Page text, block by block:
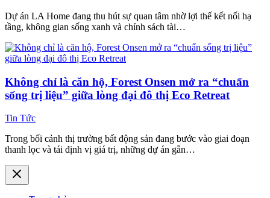
Dự án LA Home đang thu hút sự quan tâm nhờ lợi thế kết nối hạ
tầng, không gian sống xanh và chính sách tài…
Không chỉ là căn hộ, Forest Onsen mở ra “chuẩn
sống trị liệu” giữa lòng đại đô thị Eco Retreat
Tin Tức
Trong bối cảnh thị trường bất động sản đang bước vào giai đoạn
thanh lọc và tái định vị giá trị, những dự án gắn…